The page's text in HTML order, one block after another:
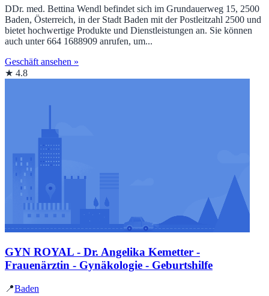
DDr. med. Bettina Wendl befindet sich im Grundauerweg 15, 2500
Baden, Österreich, in der Stadt Baden mit der Postleitzahl 2500 und
bietet hochwertige Produkte und Dienstleistungen an. Sie können
auch unter 664 1688909 anrufen, um...
Geschäft ansehen »
★ 4.8
GYN ROYAL - Dr. Angelika Kemetter -
Frauenärztin - Gynäkologie - Geburtshilfe
📍Baden